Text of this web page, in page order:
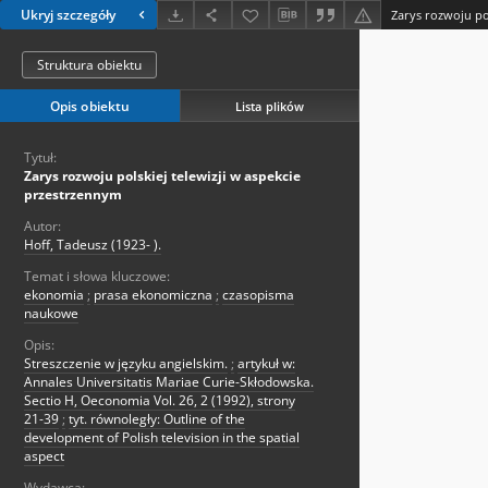
Ukryj szczegóły
Struktura obiektu
Opis obiektu Lista plików
Tytuł:
Zarys rozwoju polskiej telewizji w aspekcie
przestrzennym
Autor:
Hoff, Tadeusz (1923- ).
Temat i słowa kluczowe:
ekonomia ; prasa ekonomiczna ; czasopisma
naukowe
Opis:
Streszczenie w języku angielskim. ; artykuł w:
Annales Universitatis Mariae Curie-Skłodowska.
Sectio H, Oeconomia Vol. 26, 2 (1992), strony
21-39 ; tyt. równoległy: Outline of the
development of Polish television in the spatial
aspect